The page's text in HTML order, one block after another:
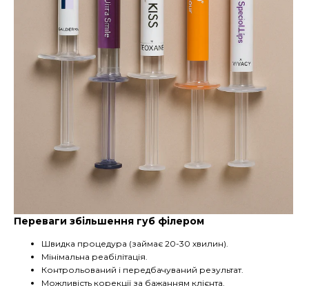
Переваги збільшення губ філером
Швидка процедура (займає 20-30 хвилин).
Мінімальна реабілітація.
Контрольований і передбачуваний результат.
Можливість корекції за бажанням клієнта.